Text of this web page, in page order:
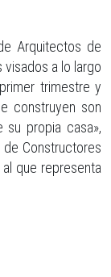
Arquitectos de
visados a lo largo
trimestre y
construyen son
su propia casa»,
Constructores
que representa